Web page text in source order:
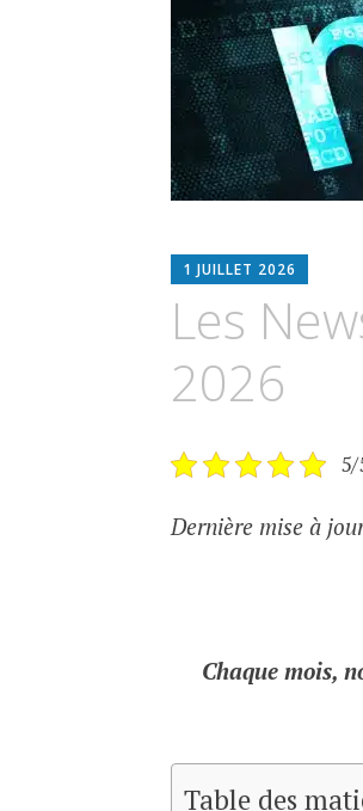
1 JUILLET 2026
Les
2026
5/
Dernière mise à
Chaque mois,
Table des